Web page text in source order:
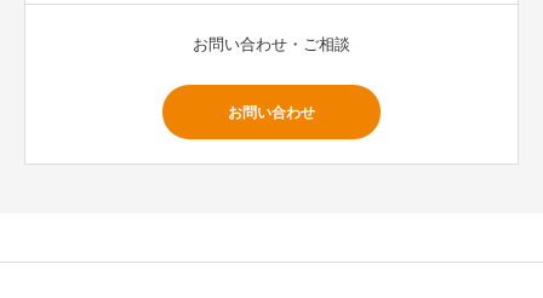
お問い合わせ・ご相談
お問い合わせ